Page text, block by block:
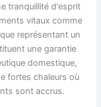
tranquillité d'esprit
vitaux comme
représentant un
une garantie
domestique,
fortes chaleurs où
sont accrus.